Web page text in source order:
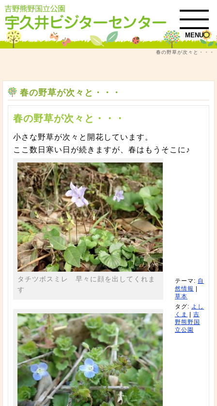
MENU
春の野草が次々と・・・
春の野草が次々と・・・
春の野草が次々と・・・
小さな野草が次々と開花しています。
ここ数日寒い日が続きますが、春はもうそこに♪
タチツボスミレ 早々に顔を出してくれま
す
テーマ: 自
然情報
草本
タグ: よし
くま
吉
野熊野国
立公園